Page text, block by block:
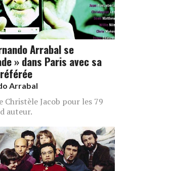
Arrabal se
» dans Paris avec sa
Arrabal
Christèle Jacob pour les 79
auteur.